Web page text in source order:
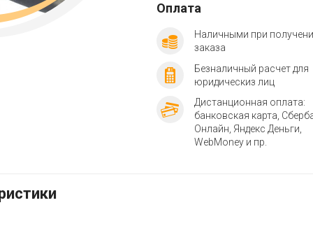
Оплата
Наличными при
заказа
Безналичный расчет для
юридическиз лиц
Дистанционная оплата:
банковская карта,
Онлайн, Яндекс Деньги,
WebMoney и пр.